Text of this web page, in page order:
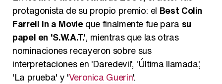
protagonista de su propio premio: el Best Colin
Farrell in a Movieque finalmente fue para su
papel en 'S.W.A.T.', mientras que las otras
nominaciones recayeron sobre sus
interpretaciones en 'Daredevil', 'Última llamada',
'La prueba' y 'Veronica Guerin'.